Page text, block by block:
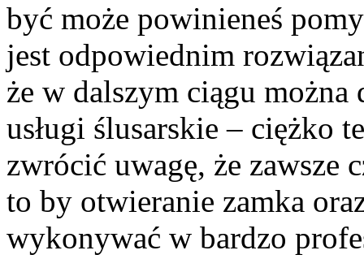
być może powinieneś
jest odpowiednim
że w dalszym ciągu można
usługi ślusarskie – ciężko
zwrócić uwagę, że zawsze
to by otwieranie zamka
wykonywać w bardzo